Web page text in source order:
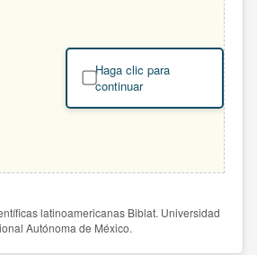
Haga clic para
continuar
latinoamericanas Biblat. Universidad
Autónoma de México.